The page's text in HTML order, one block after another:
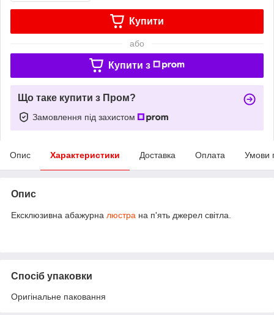
Купити
або
Купити з
Що таке купити з Пром?
Замовлення під захистом
Опис Характеристики Доставка Оплата Умови
Опис
Ексклюзивна абажурна люстра на п'ять джерел світла.
Спосіб упаковки
Оригінальне паковання